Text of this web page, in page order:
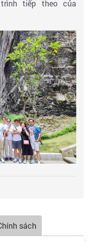
tiếp theo của
sách